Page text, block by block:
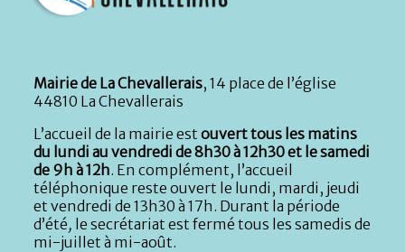
Mairie de La Chevallerais, 14 place de l’église
44810 La Chevallerais
L’accueil de la mairie estouvert tous les matins
du lundi au vendredi de 8h30 à 12h30 et le samedi
de 9h à 12h. En complément, l’accueil
téléphonique reste ouvert le lundi, mardi, jeudi
et vendredi de 13h30 à 17h. Durant la période
d’été, le secrétariat est fermé tous les samedis de
mi-juillet à mi-août.